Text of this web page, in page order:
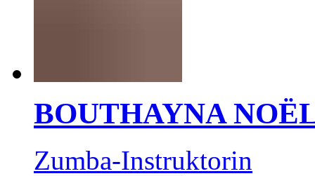
BOUTHAYNA
Zumba-Instruktorin